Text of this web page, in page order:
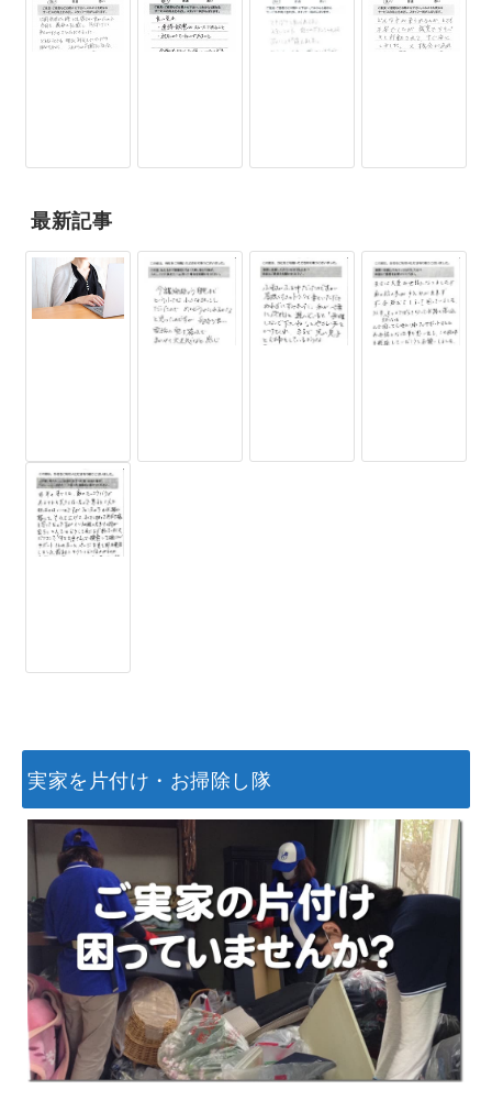
最新記事
実家を片付け・お掃除し隊